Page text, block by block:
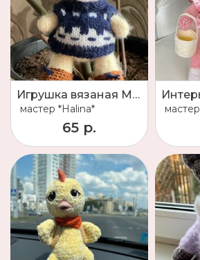
Игрушка вязаная Медвежонок
мастер *Halina*
65 р.
мастер